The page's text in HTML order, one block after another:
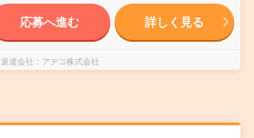
応募へ進む 詳しく見る
派遣会社 アデコ株式会社